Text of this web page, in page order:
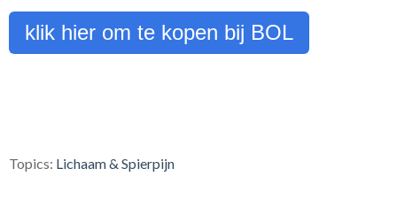
klik hier om te kopen bij BOL
Topics: Lichaam & Spierpijn